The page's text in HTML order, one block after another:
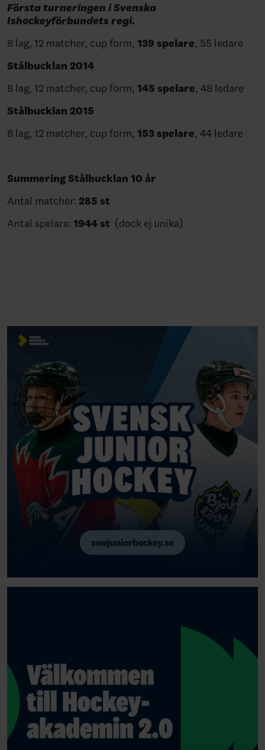
Första turneringen i Svenska
Ishockeyförbundets regi.
8 lag, 12 matcher, cup form, 139 spelare, 55 ledare
Stålbucklan 2014
8 lag, 12 matcher, cup form, 145 spelare, 48 ledare
Stålbucklan 2015
8 lag, 12 matcher, cup form, 153 spelare, 44 ledare
Summering Stålbucklan 10 år
Antal matcher: 285 st
Antal spelare: 1944 st (dock ej unika)